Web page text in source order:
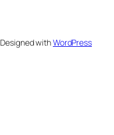
Designed withWordPress